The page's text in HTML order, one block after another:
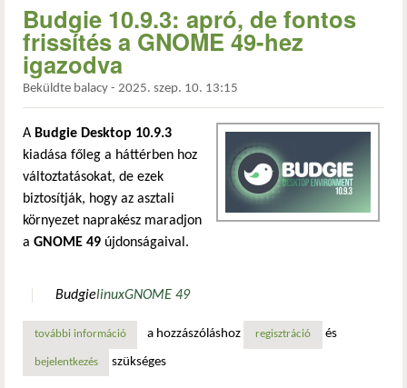
Budgie 10.9.3: apró, de fontos
frissítés a GNOME 49-hez
igazodva
Beküldte balacy - 2025. szep. 10. 13:15
A Budgie Desktop 10.9.3
kiadása főleg a háttérben hoz
változtatásokat, de ezek
biztosítják, hogy az asztali
környezet naprakész maradjon
a GNOME 49 újdonságaival.
BudgielinuxGNOME 49
további információbudgie 10.9.3: apró, de fontos frissítés a gnome 49-hez
a hozzászóláshoz regisztráció és
bejelentkezés szükséges